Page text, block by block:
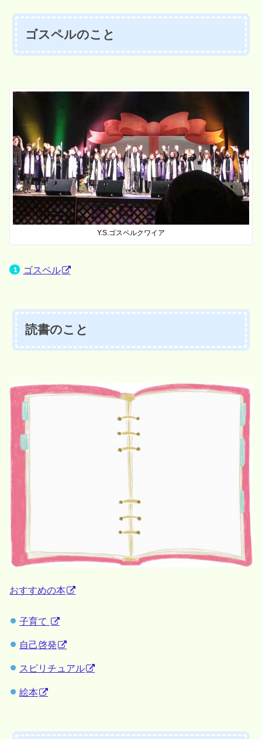
ゴスペルのこと
Y.S.ゴスペルクワイア
ゴスペル
読書のこと
おすすめの本
子育て
自己啓発
スピリチュアル
絵本